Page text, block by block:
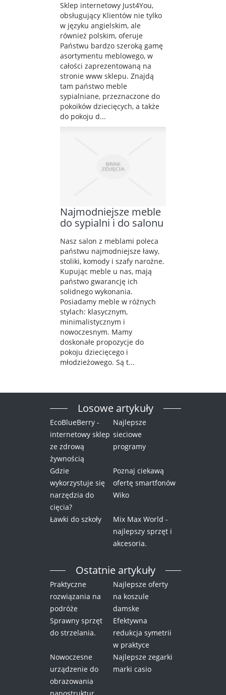
Sklep internetowy Just4You,
obsługujący Klientów nie tylko
w języku angielskim, ale
również polskim, oferuje
Państwu bardzo szeroką gamę
asortymentu meblowego, w
całości zaprezentowaną na
stronie www sklepu. Znajdą
tam państwo meble
sypialniane, przeznaczone do
pokoików dziecięcych, a także
do pokoju d...
Najmodniejsze meble
do sypialni i do salonu
Nasz salon z meblami poleca
państwu najmodniejsze ławy,
stoliki, komody i szafy narożne.
Kupując meble u nas, mają
państwo gwarancję ich
solidnego wykonania.
Posiadamy meble w różnych
stylach: klasycznym,
minimalistycznym i
nowoczesnym. Mamy
doskonałe propozycje do
pokoju dziecięcego i
młodzieżowego. Są t...
Losowe artykuły
EcoBlueBerry -
internetowy sklep
ze zdrową
żywnością
Najlepsze
sieciowe
programy
Gdzie
wykorzystuje się
narzędzia do
cięcia?
Poznaj ciekawą
ofertę smartfonów
Wiko
Ławki do szkoły
Mix Max World -
najlepszy sprzęt i
akcesoria.
Ostatnie artykuły
Praktyczne
rozwiązania na
podróże
Najlepsze oferty
na koszule
damske
Sprawny sprzęt
do strzelania.
Efektywna
redukcja symetrii
w praktyce
Nowoczesne
urządzenie do
obrazowania
Najlepsze zegarki
marki casio